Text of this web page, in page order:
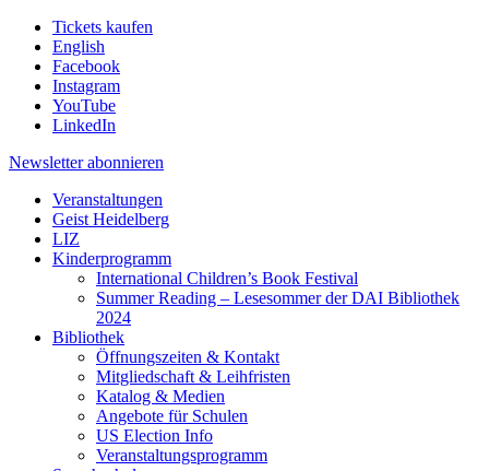
Tickets kaufen
English
Facebook
Instagram
YouTube
LinkedIn
Newsletter abonnieren
Veranstaltungen
Geist Heidelberg
LIZ
Kinderprogramm
International Children’s Book Festival
Summer Reading – Lesesommer der DAI Bibliothek
2024
Bibliothek
Öffnungszeiten & Kontakt
Mitgliedschaft & Leihfristen
Katalog & Medien
Angebote für Schulen
US Election Info
Veranstaltungsprogramm